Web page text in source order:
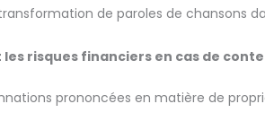
de paroles de chansons
les risques financiers en cas de
prononcées en matière de